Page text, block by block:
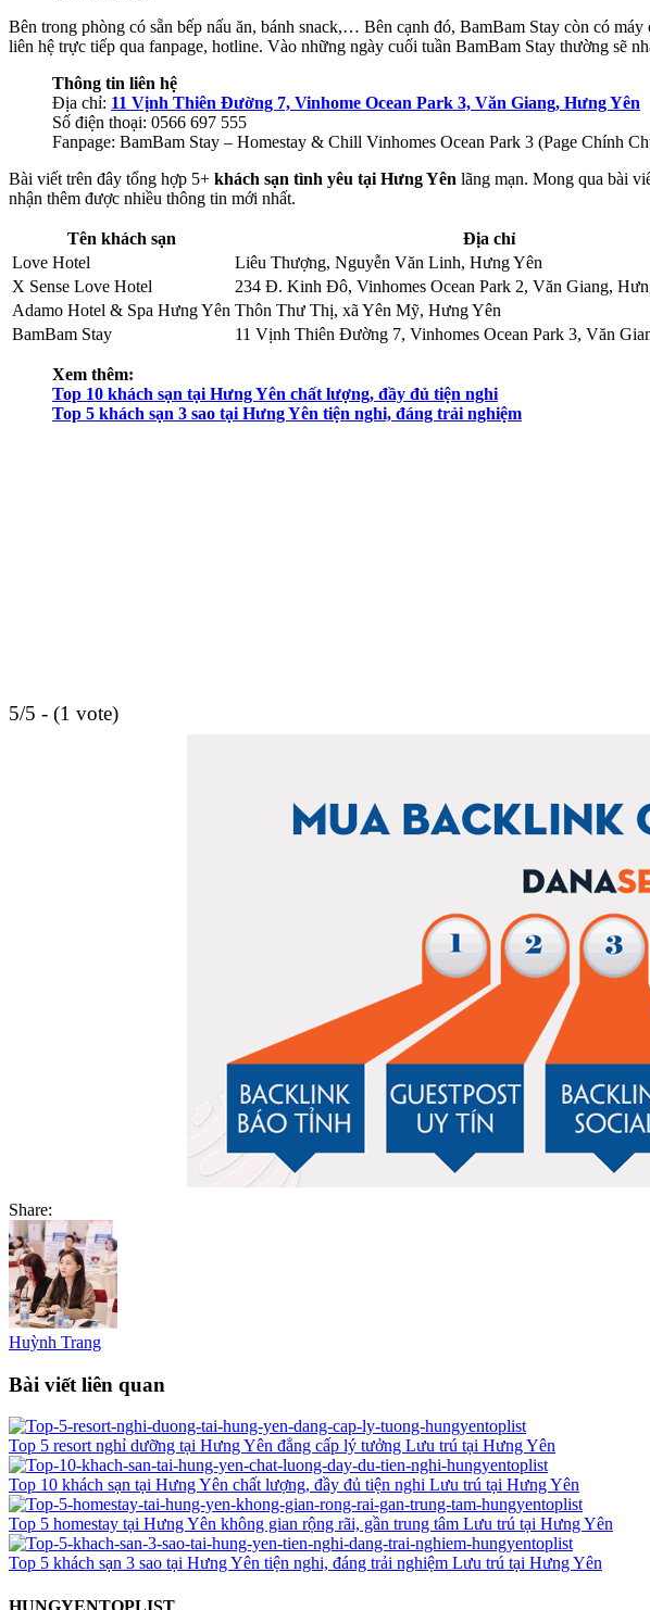
Bên trong phòng có sẵn bếp nấu ăn, bánh snack,… Bên cạnh đó, BamBam Stay còn có
liên hệ trực tiếp qua fanpage, hotline. Vào những ngày cuối tuần BamBam Stay thường sẽ
Thông tin liên hệ
Địa chỉ: 11 Vịnh Thiên Đường 7, Vinhome Ocean Park 3, Văn Giang, Hưng Yên
Số điện thoại: 0566 697 555
Fanpage: BamBam Stay – Homestay & Chill Vinhomes Ocean Park 3 (Page Chính
Bài viết trên đây tổng hợp 5+ khách sạn tình yêu tại Hưng Yên lãng mạn. Mong qua bài
nhận thêm được nhiều thông tin mới nhất.
Tên khách sạn Địa chỉ
Love Hotel
Liêu Thượng, Nguyễn Văn Linh, Hưng Yên
X Sense Love Hotel
234 Đ. Kinh Đô, Vinhomes Ocean Park 2, Văn Giang,
Adamo Hotel & Spa Hưng Yên Thôn Thư Thị, xã Yên Mỹ, Hưng Yên
BamBam Stay
11 Vịnh Thiên Đường 7, Vinhomes Ocean Park 3, Văn
Xem thêm:
Top 10 khách sạn tại Hưng Yên chất lượng, đầy đủ tiện nghi
Top 5 khách sạn 3 sao tại Hưng Yên tiện nghi, đáng trải nghiệm
5/5 - (1 vote)
Share:
Huỳnh Trang
Bài viết liên quan
Top 5 resort nghỉ dưỡng tại Hưng Yên đẳng cấp lý tưởng Lưu trú tại Hưng Yên
Top 10 khách sạn tại Hưng Yên chất lượng, đầy đủ tiện nghi Lưu trú tại Hưng Yên
Top 5 homestay tại Hưng Yên không gian rộng rãi, gần trung tâm Lưu trú tại Hưng Yên
Top 5 khách sạn 3 sao tại Hưng Yên tiện nghi, đáng trải nghiệm Lưu trú tại Hưng Yên
HUNGYENTOPLIST